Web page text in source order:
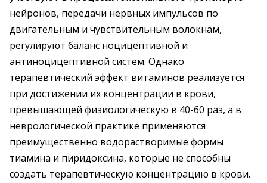
нейронов, передачи нервных импульсов по
двигательным и чувствительным волокнам,
регулируют баланс ноцицептивной и
антиноцицептивной систем. Однако
терапевтический эффект витаминов реализуется
при достижении их концентрации в крови,
превышающей физиологическую в 40-60 раз, а в
неврологической практике применяются
преимущественно водорастворимые формы
тиамина и пиридоксина, которые не способны
создать терапевтическую концентрацию в крови.